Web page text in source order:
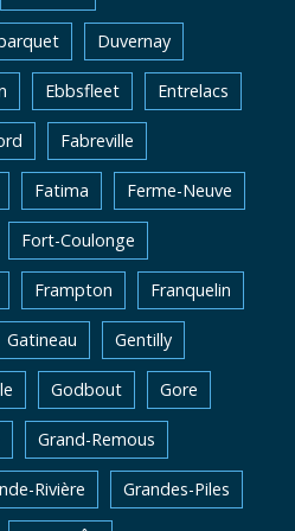
Duvernay
Ebbsfleet Entrelacs
Fabreville
Fatima Ferme-Neuve
Fort-Coulonge
Frampton Franquelin
Gatineau Gentilly
Godbout Gore
Grand-Remous
Rivière Grandes-Piles